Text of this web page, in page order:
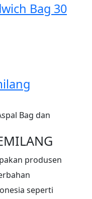
Bag 30
Bag dan
produsen
seperti